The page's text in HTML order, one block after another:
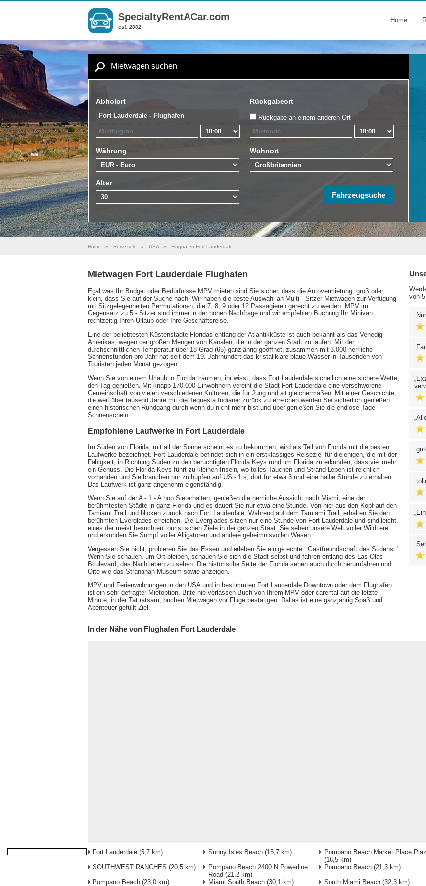
SpecialtyRentACar.com
est. 2002
Home
Mietwagen suchen
Abholort Rückgabeort
Rückgabe an einem anderen Ort
Währung Wohnort
Alter
Home » Reiseziele » USA » Flughafen Fort Lauderdale
Mietwagen Fort Lauderdale Flughafen
Egal was Ihr Budget oder Bedürfnisse MPV mieten sind Sie sicher, dass die Autovermietung, groß oder
klein, dass Sie auf der Suche nach. Wir haben die beste Auswahl an Multi - Sitzer Mietwagen zur Verfügung
mit Sitzgelegenheiten Permutationen, die 7, 8, 9 oder 12 Passagieren gerecht zu werden. MPV im
Gegensatz zu 5 - Sitzer sind immer in der hohen Nachfrage und wir empfehlen Buchung Ihr Minivan
rechtzeitig Ihren Urlaub oder Ihre Geschäftsreise.
Eine der beliebtesten Küstenstädte Floridas entlang der Atlantikküste ist auch bekannt als das Venedig
Amerikas, wegen der großen Mengen von Kanälen, die in der ganzen Stadt zu laufen. Mit der
durchschnittlichen Temperatur über 18 Grad (65) ganzjährig geöffnet, zusammen mit 3.000 herrliche
Sonnenstunden pro Jahr hat seit dem 19. Jahrhundert das kristallklare blaue Wasser in Tausenden von
Touristen jeden Monat gezogen.
Wenn Sie von einem Urlaub in Florida träumen, ihr wisst, dass Fort Lauderdale sicherlich eine sichere Wette,
den Tag genießen. Mit knapp 170.000 Einwohnern vereint die Stadt Fort Lauderdale eine verschworene
Gemeinschaft von vielen verschiedenen Kulturen, die für Jung und alt gleichermaßen. Mit einer Geschichte,
die weit über tausend Jahre mit die Tequesta Indianer zurück zu erreichen werden Sie sicherlich genießen
einen historischen Rundgang durch wenn du nicht mehr bist und über genießen Sie die endlose Tage
Sonnenschein.
Empfohlene Laufwerke in Fort Lauderdale
Im Süden von Florida, mit all der Sonne scheint es zu bekommen, wird als Teil von Florida mit die besten
Laufwerke bezeichnet. Fort Lauderdale befindet sich in ein erstklassiges Reiseziel für diejenigen, die mit der
Fähigkeit, in Richtung Süden zu den berüchtigten Florida Keys rund um Florida zu erkunden, dass viel mehr
ein Genuss. Die Florida Keys führt zu kleinen Inseln, wo tolles Tauchen und Strand Leben ist reichlich
vorhanden und Sie brauchen nur zu hüpfen auf US - 1 s, dort für etwa 3 und eine halbe Stunde zu erhalten.
Das Laufwerk ist ganz angenehm eigenständig.
Wenn Sie auf der A - 1 - A hop Sie erhalten, genießen die herrliche Aussicht nach Miami, eine der
berühmtesten Städte in ganz Florida und es dauert Sie nur etwa eine Stunde. Von hier aus den Kopf auf den
Tamiami Trail und blicken zurück nach Fort Lauderdale. Während auf dem Tamiami Trail, erhalten Sie den
berühmten Everglades erreichen. Die Everglades sitzen nur eine Stunde von Fort Lauderdale und sind leicht
eines der meist besuchten touristischen Ziele in der ganzen Staat. Sie sehen unsere Welt voller Wildtiere
und erkunden Sie Sumpf voller Alligatoren und andere geheimnisvollen Wesen.
Vergessen Sie nicht, probieren Sie das Essen und erleben Sie einige echte ‘ Gastfreundschaft des Südens. "
Wenn Sie schauen, um Ort bleiben, schauen Sie sich die Stadt selbst und fahren entlang des Las Olas
Boulevard, das Nachtleben zu sehen. Die historische Seite der Florida sehen auch durch herumfahren und
Orte wie das Stranahan Museum sowie anzeigen.
MPV und Ferienwohnungen in den USA und in bestimmten Fort Lauderdale Downtown oder dem Flughafen
ist ein sehr gefragter Mietoption. Bitte nie verlassen Buch von Ihrem MPV oder carental auf die letzte
Minute, in der Tat ratsam, buchen Mietwagen vor Flüge bestätigen. Dallas ist eine ganzjährig Spaß und
Abenteuer gefüllt Ziel.
von
In der Nähe von Flughafen Fort Lauderdale
Fort Lauderdale (5,7 km) Sunny Isles Beach (15,7 km)
Pompano Beach Market Place
(16,5 km)
SOUTHWEST RANCHES (20,5 km)
Pompano Beach 2400 N Powerline
Road (21,2 km)
Pompano Beach (21,3 km)
Pompano Beach (23,0 km) Miami South Beach (30,1 km) South Miami Beach (32,3 km)